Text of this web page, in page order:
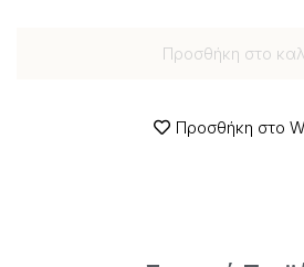
Προσθήκη στο
Προσθήκη στο